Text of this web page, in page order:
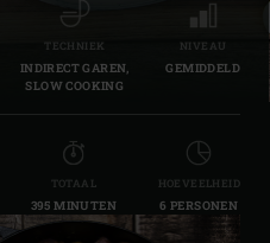
TECHNIEK
INDIRECT GAREN,
SLOW COOKING
NIVEAU
GEMIDDELD
TOTAAL
395 MINUTEN
HOEVEELHEID
6 PERSONEN